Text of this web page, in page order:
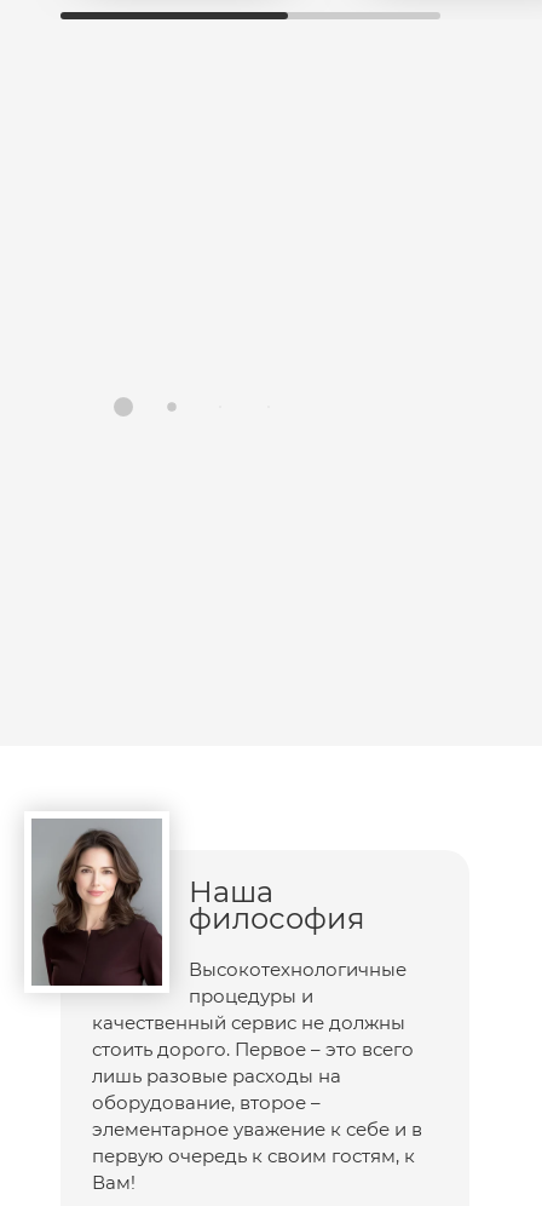
Наша
философия
Высокотехнологичные
процедуры и
качественный сервис не должны
стоить дорого. Первое – это всего
лишь разовые расходы на
оборудование, второе –
элементарное уважение к себе и в
первую очередь к своим гостям, к
Вам!